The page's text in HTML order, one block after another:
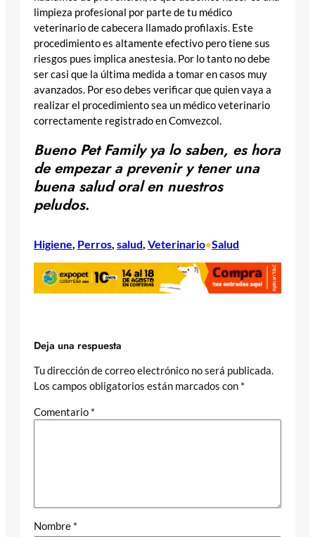
limpieza profesional por parte de tu médico
veterinario de cabecera llamado profilaxis. Este
procedimiento es altamente efectivo pero tiene sus
riesgos pues implica anestesia. Por lo tanto no debe
ser casi que la última medida a tomar en casos muy
avanzados. Por eso debes verificar que quien vaya a
realizar el procedimiento sea un médico veterinario
correctamente registrado en Comvezcol.
Bueno Pet Family ya lo saben, es hora
de empezar a prevenir y tener una
buena salud oral en nuestros
peludos.
Higiene, Perros, salud, Veterinario•Salud
Deja una respuesta
Tu dirección de correo electrónico no será publicada.
Los campos obligatorios están marcados con *
Comentario *
Nombre *